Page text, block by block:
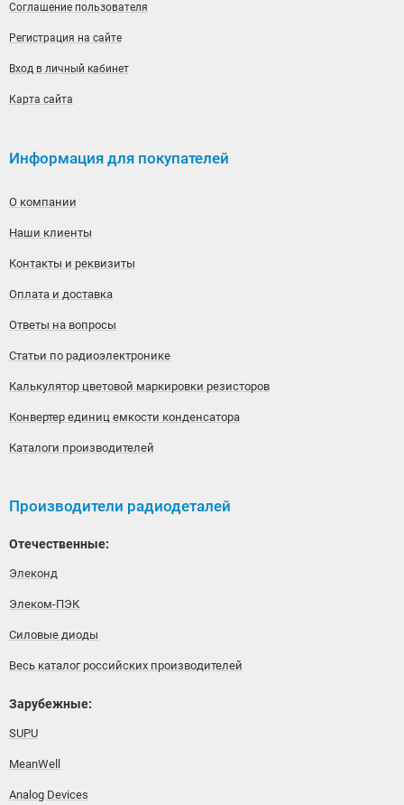
Соглашение пользователя
Регистрация на сайте
Вход в личный кабинет
Карта сайта
Информация для покупателей
О компании
Наши клиенты
Контакты и реквизиты
Оплата и доставка
Ответы на вопросы
Статьи по радиоэлектронике
Калькулятор цветовой маркировки резисторов
Конвертер единиц емкости конденсатора
Каталоги производителей
Производители радиодеталей
Отечественные:
Элеконд
Элеком-ПЭК
Силовые диоды
Весь каталог российских производителей
Зарубежные:
SUPU
MeanWell
Analog Devices